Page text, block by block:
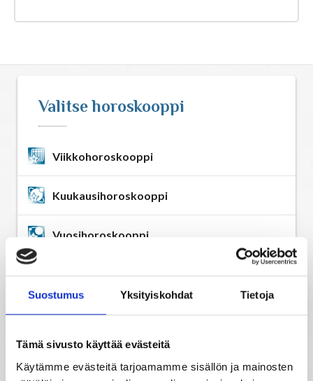
Suostumus Yksityiskohdat Tietoja
Tämä sivusto käyttää evästeitä
Käytämme evästeitä tarjoamamme sisällön ja mainosten
Artikkelit ja Blogi
Ennustus
Henkimaailma
Itsensä kehittäminen
Kaukoparannus
Numerologia
Valitse horoskooppi
Viikkohoroskooppi
Kuukausihoroskooppi
Vuosihoroskooppi
Elämänhoroskooppi
Rakkaushoroskooppi
Parisuhdehoroskooppi